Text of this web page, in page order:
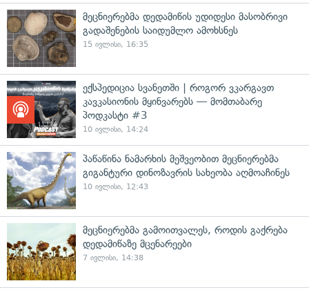
მეცნიერებმა დედამიწის უდიდესი მასობრივი
გადაშენების საიდუმლო ამოხსნეს
15 ივლისი, 16:35
ექსპედიცია სვანეთში | როგორ ვკარგავთ
კავკასიონის მყინვარებს — მომთაბარე
პოდკასტი #3
10 ივლისი, 14:24
პაწაწინა ნამარხის მეშვეობით მეცნიერებმა
გიგანტური დინოზავრის სახეობა აღმოაჩინეს
10 ივლისი, 12:43
მეცნიერებმა გამოითვალეს, როდის გაქრება
დედამიწაზე მცენარეები
7 ივლისი, 14:38